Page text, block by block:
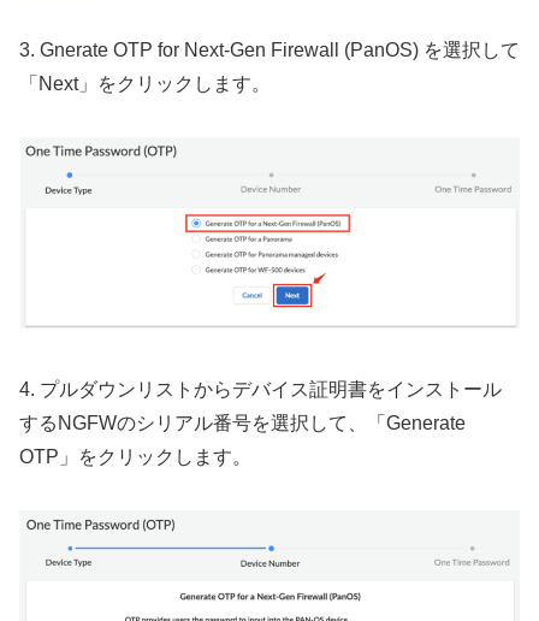
3. Gnerate OTP for Next-Gen Firewall (PanOS) を選択して
「Next」をクリックします。
4. プルダウンリストからデバイス証明書をインストール
するNGFWのシリアル番号を選択して、「Generate
OTP」をクリックします。